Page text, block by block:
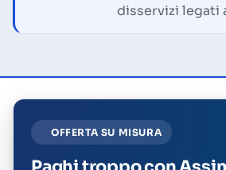
disservizi legati
OFFERTA SU MISURA